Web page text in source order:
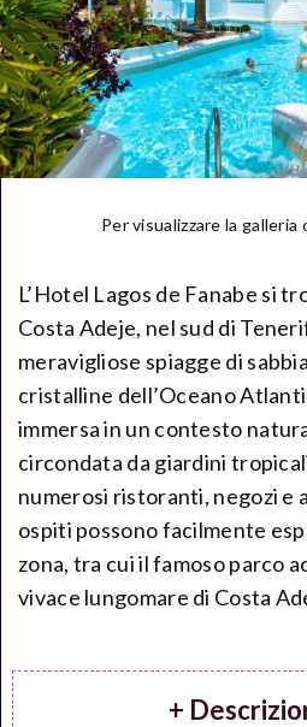
Per visualizzare la galleria
L’Hotel Lagos de Fanabe si
Costa Adeje, nel sud di
meravigliose spiagge di
cristalline dell’Oceano
immersa in un contesto
circondata da giardini
numerosi ristoranti, negozi e
ospiti possono facilmente
zona, tra cui il famoso parco
vivace lungomare di Costa
+